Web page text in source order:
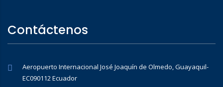
Contáctenos
Aeropuerto Internacional José Joaquín de Olmedo, Guayaquil-
EC090112 Ecuador